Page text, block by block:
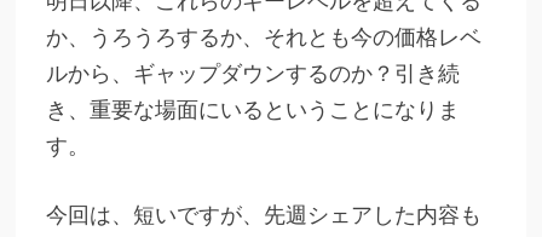
か、うろうろするか、それとも今の価格レベ
ルから、ギャップダウンするのか？引き続
き、重要な場面にいるということになりま
す。
今回は、短いですが、先週シェアした内容も